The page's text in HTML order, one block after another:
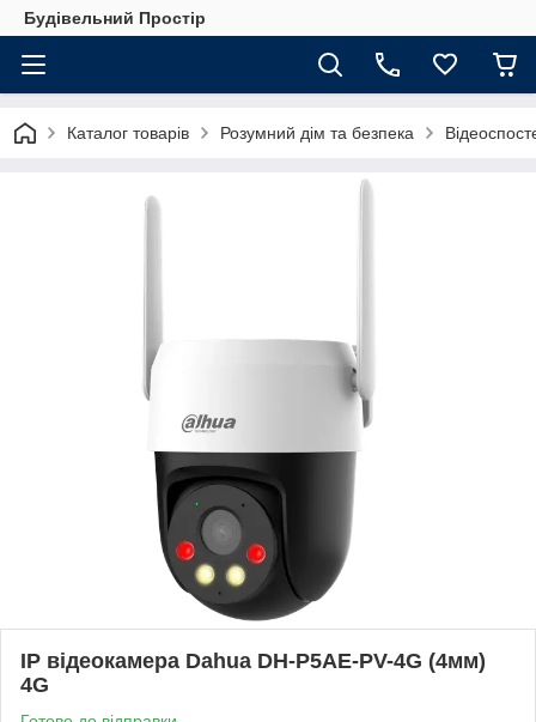
Будівельний Простір
Каталог товарів Розумний дім та безпека
IP відеокамера Dahua DH-P5AE-PV-4G (4мм)
4G